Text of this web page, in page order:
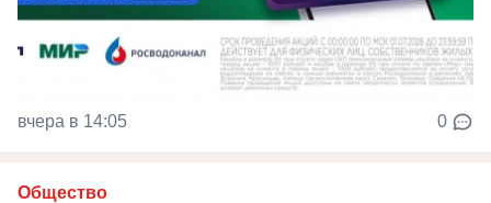
вчера в 14:05 0
Общество